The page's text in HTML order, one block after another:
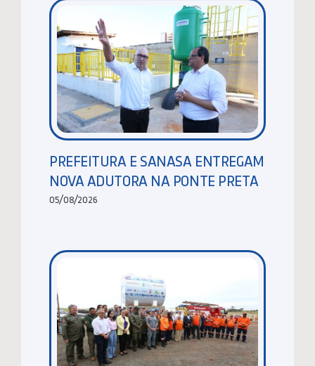
PREFEITURA E SANASA ENTREGAM
NOVA ADUTORA NA PONTE PRETA
05/08/2026